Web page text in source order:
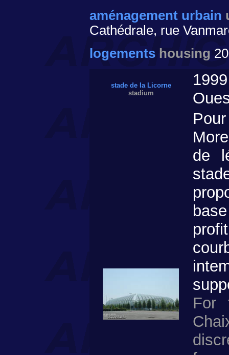
aménagement urbain
Cathédrale, rue
logements housing
stade de la Licorne
stadium
de
For